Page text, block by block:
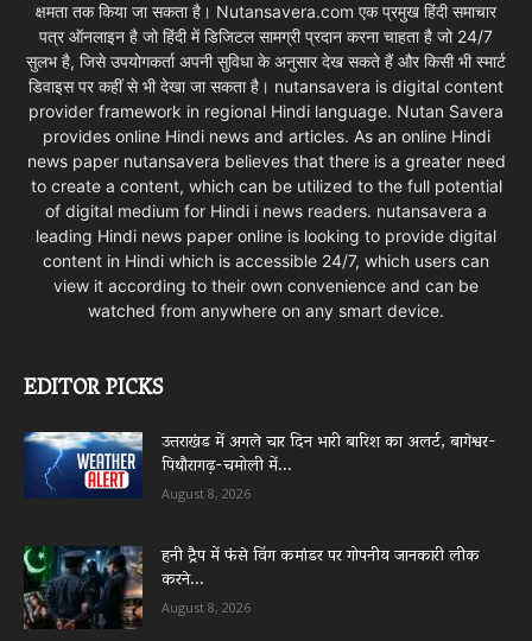
क्षमता तक किया जा सकता है। Nutansavera.com एक प्रमुख हिंदी समाचार
पत्र ऑनलाइन है जो हिंदी में डिजिटल सामग्री प्रदान करना चाहता है जो 24/7
सुलभ है, जिसे उपयोगकर्ता अपनी सुविधा के अनुसार देख सकते हैं और किसी भी स्मार्ट
डिवाइस पर कहीं से भी देखा जा सकता है। nutansavera is digital content
provider framework in regional Hindi language. Nutan Savera
provides online Hindi news and articles. As an online Hindi
news paper nutansavera believes that there is a greater need
to create a content, which can be utilized to the full potential
of digital medium for Hindi i news readers. nutansavera a
leading Hindi news paper online is looking to provide digital
content in Hindi which is accessible 24/7, which users can
view it according to their own convenience and can be
watched from anywhere on any smart device.
EDITOR PICKS
उत्तराखंड में अगले चार दिन भारी बारिश का अलर्ट, बागेश्वर-
पिथौरागढ़-चमोली में...
August 8, 2026
हनी ट्रैप में फंसे विंग कमांडर पर गोपनीय जानकारी लीक
करने...
August 8, 2026